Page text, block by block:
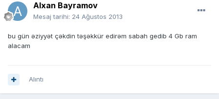
Alxan Bayramov
Mesaj tarihi: 24 Ağustos 2013
bu gün əziyyət çəkdin təşəkkür edirəm sabah gedib 4 Gb ram
alacam
Alıntı